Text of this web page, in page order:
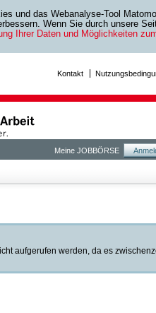
und das Webanalyse-Tool
Wenn Sie durch unsere
Ihrer Daten und Möglichkeiten
Kontakt
Meine JOBBÖRSE
aufgerufen werden, da es